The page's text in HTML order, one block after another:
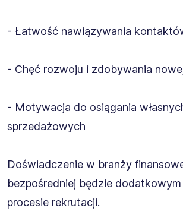
- Łatwość nawiązywania
- Chęć rozwoju i zdobywania
- Motywacja do osiągania
sprzedażowych
Doświadczenie w branży
bezpośredniej będzie
procesie rekrutacji.